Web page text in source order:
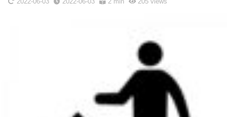
2022-06-03 2022-06-03 2 min 205views